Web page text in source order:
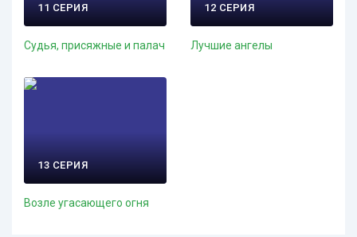
11 СЕРИЯ
Судья, присяжные и палач
12 СЕРИЯ
Лучшие ангелы
13 СЕРИЯ
Возле угасающего огня